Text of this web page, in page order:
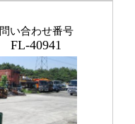
問い合わせ番号
FL-40941